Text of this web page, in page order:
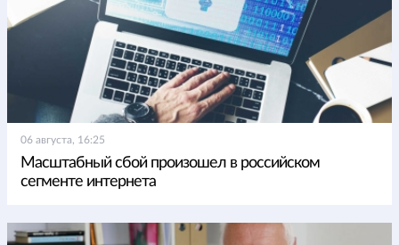
06 августа, 16:25
Масштабный сбой произошел в российском
сегменте интернета